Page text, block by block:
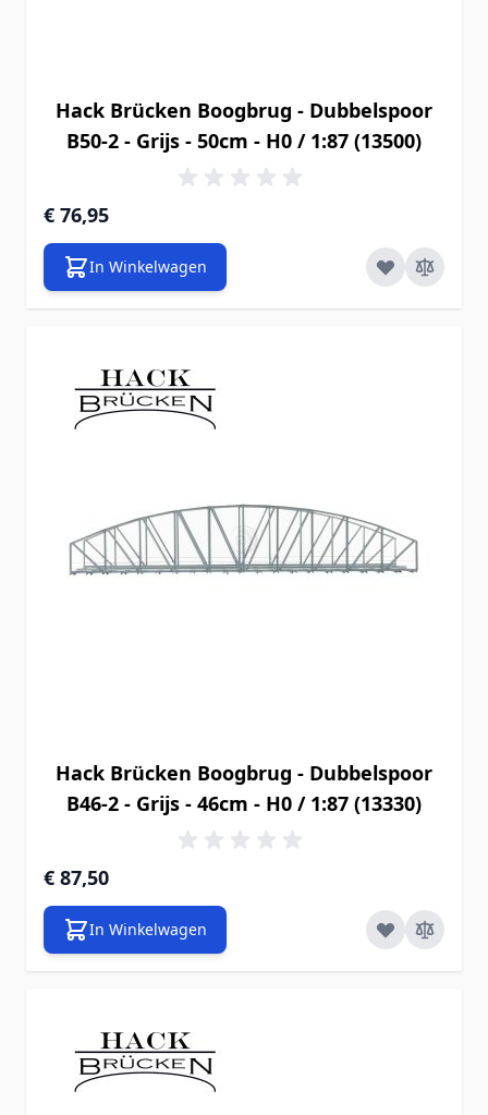
Hack Brücken Boogbrug - Dubbelspoor
B50-2 - Grijs - 50cm - H0 / 1:87 (13500)
€ 76,95
In Winkelwagen
Hack Brücken Boogbrug - Dubbelspoor
B46-2 - Grijs - 46cm - H0 / 1:87 (13330)
€ 87,50
In Winkelwagen